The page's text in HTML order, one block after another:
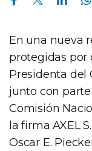
En una nueva
protegidas por
Presidenta del
junto con
Comisión
la firma AXEL
Oscar E.